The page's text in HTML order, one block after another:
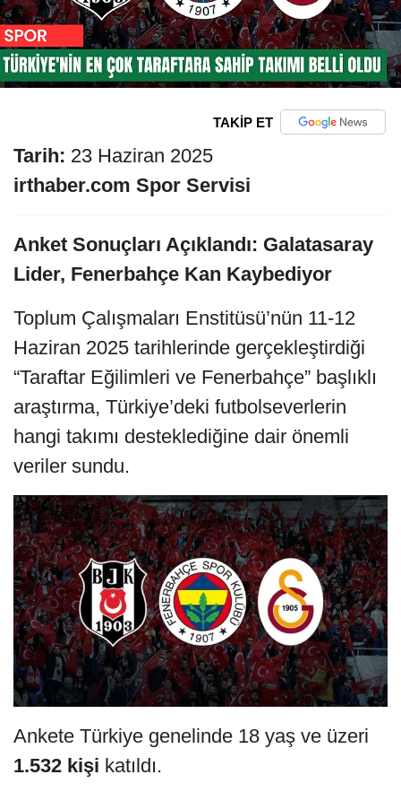
TAKİP ET
Tarih: 23 Haziran 2025
irthaber.com Spor Servisi
Anket Sonuçları Açıklandı: Galatasaray
Lider, Fenerbahçe Kan Kaybediyor
Toplum Çalışmaları Enstitüsü’nün 11-12
Haziran 2025 tarihlerinde gerçekleştirdiği
“Taraftar Eğilimleri ve Fenerbahçe” başlıklı
araştırma, Türkiye’deki futbolseverlerin
hangi takımı desteklediğine dair önemli
veriler sundu.
Ankete Türkiye genelinde 18 yaş ve üzeri
1.532 kişi katıldı.